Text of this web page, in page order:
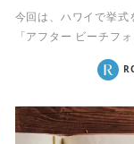
今回は、ハワイで挙式
「アフター ビーチフ